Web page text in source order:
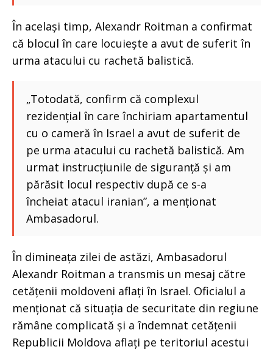
În același timp, Alexandr Roitman a confirmat
că blocul în care locuiește a avut de suferit în
urma atacului cu rachetă balistică.
„Totodată, confirm că complexul
rezidențial în care închiriam apartamentul
cu o cameră în Israel a avut de suferit de
pe urma atacului cu rachetă balistică. Am
urmat instrucțiunile de siguranță și am
părăsit locul respectiv după ce s-a
încheiat atacul iranian”, a menționat
Ambasadorul.
În dimineața zilei de astăzi, Ambasadorul
Alexandr Roitman a transmis un mesaj către
cetățenii moldoveni aflați în Israel. Oficialul a
menționat că situația de securitate din regiune
rămâne complicată și a îndemnat cetățenii
Republicii Moldova aflați pe teritoriul acestui